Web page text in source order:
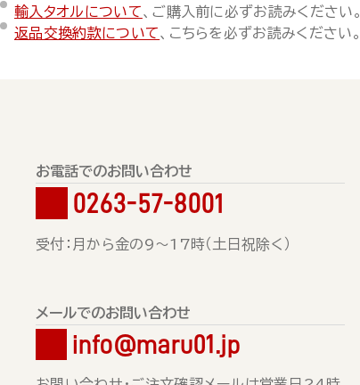
輸入タオルについて、ご購入前に必ずお読みください。
返品交換約款について、こちらを必ずお読みください。
お電話でのお問い合わせ
0263-57-8001
受付：月から金の9～17時（土日祝除く）
メールでのお問い合わせ
info@maru01.jp